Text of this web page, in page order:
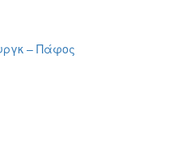
– Πάφος